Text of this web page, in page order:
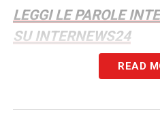
LEGGI LE PAROLE
SU INTERNEWS24
LA PLAYLIST DELLE
READ